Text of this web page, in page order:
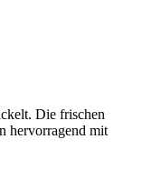
Die frischen
hervorragend mit